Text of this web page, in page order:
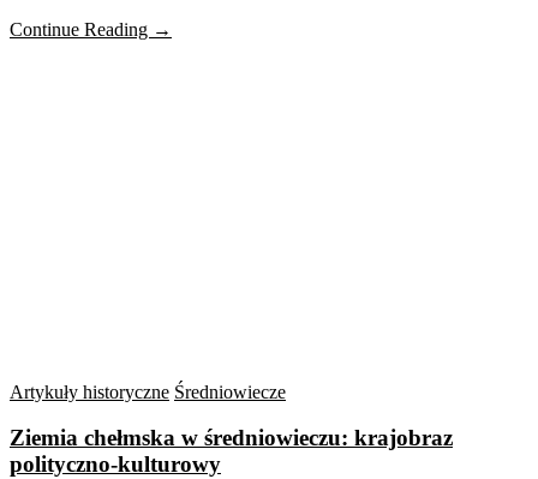
Continue Reading →
Artykuły historyczne Średniowiecze
Ziemia chełmska w średniowieczu: krajobraz
polityczno-kulturowy